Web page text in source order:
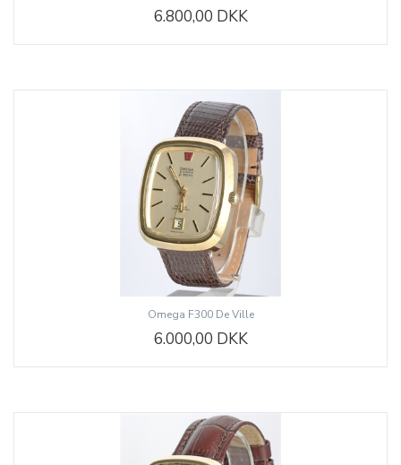
6.800,00 DKK
Omega F300 De Ville
6.000,00 DKK